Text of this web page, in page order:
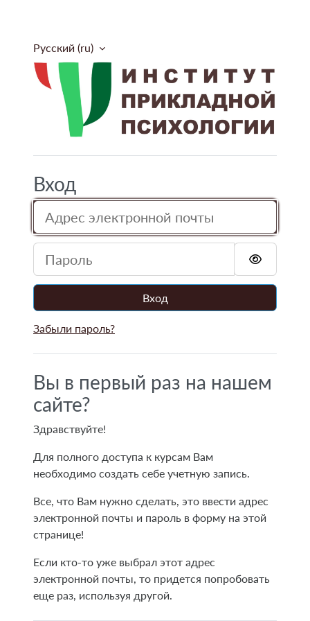
Русский ‎(ru)‎
Институт
Вход
Адрес электронной почты
Пароль
Вход
Забыли пароль?
Вы в первый раз на нашем
сайте?
Здравствуйте!
Для полного доступа к курсам Вам
необходимо создать себе учетную запись.
Все, что Вам нужно сделать, это ввести адрес
электронной почты и пароль в форму на этой
странице!
Если кто-то уже выбрал этот адрес
электронной почты, то придется попробовать
еще раз, используя другой.